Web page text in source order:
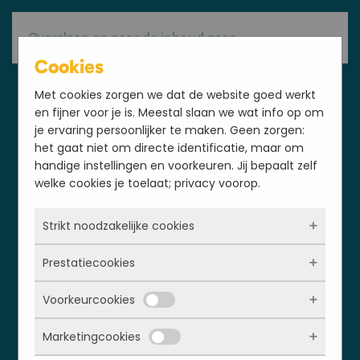
Overslaan en naar de inhoud gaan
Cookies
Met cookies zorgen we dat de website goed werkt
en fijner voor je is. Meestal slaan we wat info op om
je ervaring persoonlijker te maken. Geen zorgen:
het gaat niet om directe identificatie, maar om
handige instellingen en voorkeuren. Jij bepaalt zelf
welke cookies je toelaat; privacy voorop.
Strikt noodzakelijke cookies
Deze cookies zorgen ervoor dat de website
überhaupt werkt. Ze zijn dus altijd actief en
kunnen niet worden uitgezet. Meestal worden
ze alleen geplaatst als jij iets doet, zoals
inloggen, een formulier invullen of je
Prestatiecookies
Met deze cookies zien we hoe vaak onze site
bezocht wordt, waar bezoekers vandaan
komen en welke pagina’s populair zijn. Zo
Voorkeurcookies
Deze cookies onthouden jouw voorkeuren.
Marketingcookies